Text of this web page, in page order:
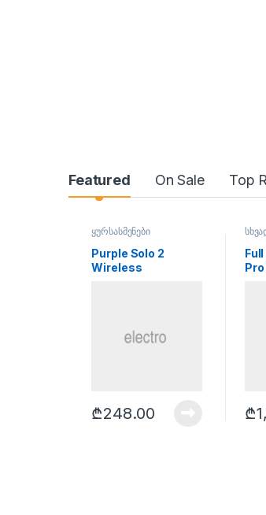
Product Carousel
Featured On Sale Top
ყურსასმენები
Purple Solo 2
Wireless
₾248.00 ₾